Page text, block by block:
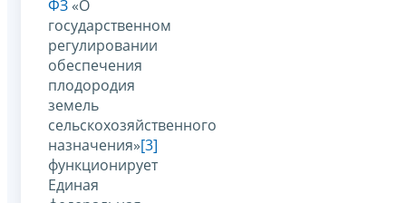
ФЗ «О
государственном
регулировании
обеспечения
плодородия
земель
сельскохозяйственного
назначения»[3]
функционирует
Единая